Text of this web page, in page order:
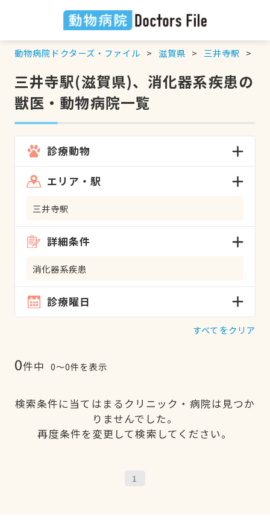
動物病院ドクターズ・ファイル 滋賀県 三井寺駅
三井寺駅(滋賀県)、消化器系疾患の
獣医・動物病院一覧
診療動物
エリア・駅
三井寺駅
詳細条件
消化器系疾患
診療曜日
すべてをクリア
0件中 0〜0件を表示
検索条件に当てはまるクリニック・病院は見つか
りませんでした。
再度条件を変更して検索してください。
1